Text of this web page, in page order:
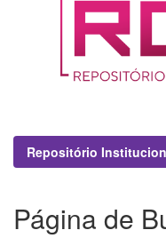
Repositório
Página de